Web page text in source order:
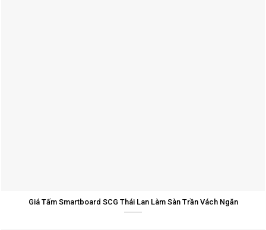
Giá Tấm Smartboard SCG Thái Lan Làm Sàn Trần Vách Ngăn